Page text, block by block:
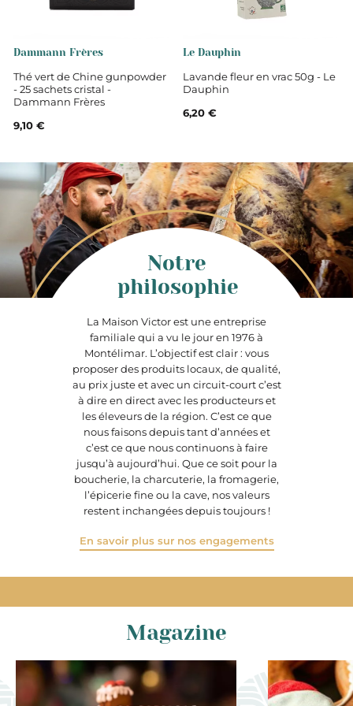
Dammann Frères
Thé vert de Chine gunpowder
- 25 sachets cristal -
Dammann Frères
9,10 €
Le Dauphin
Lavande fleur en vrac 50g - Le
Dauphin
6,20 €
La Maison Victor est une entreprise
familiale qui a vu le jour en 1976 à
Montélimar. L’objectif est clair : vous
proposer des produits locaux, de qualité,
au prix juste et avec un circuit-court c’est
à dire en direct avec les producteurs et
les éleveurs de la région. C’est ce que
nous faisons depuis tant d’années et
c’est ce que nous continuons à faire
jusqu’à aujourd’hui. Que ce soit pour la
boucherie, la charcuterie, la fromagerie,
l’épicerie fine ou la cave, nos valeurs
restent inchangées depuis toujours !
En savoir plus sur nos engagements
Notre
philosophie
Magazine